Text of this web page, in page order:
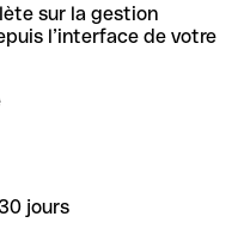
sur la gestion
l’interface de votre
jours